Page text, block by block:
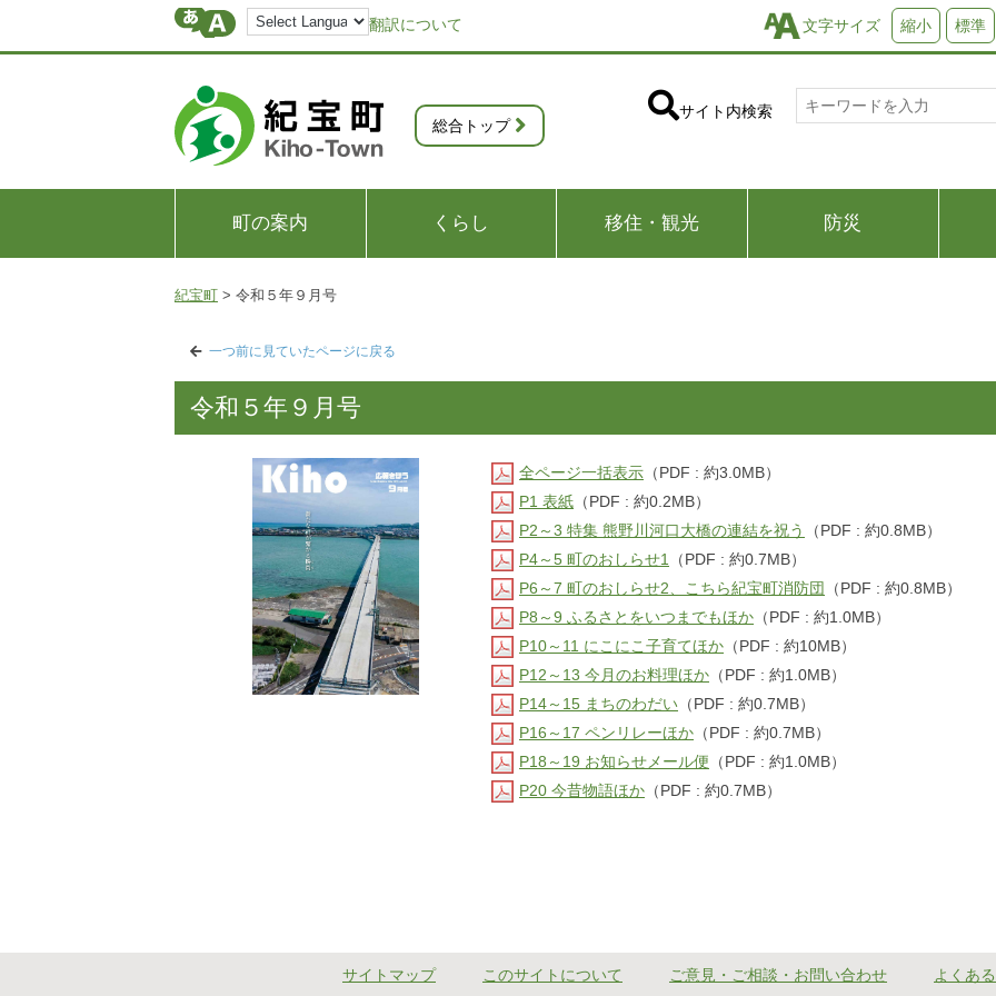
翻訳について 文字サイズ 縮小 標準
総合トップ
サイト内検索
町の案内 くらし 移住・観光 防災
紀宝町 > 令和５年９月号
一つ前に見ていたページに戻る
令和５年９月号
全ページ一括表示 （PDF : 約3.0MB）
P1 表紙 （PDF : 約0.2MB）
P2～3 特集 熊野川河口大橋の連結を祝う
（PDF : 約0.8MB）
P4～5 町のおしらせ1 （PDF : 約0.7MB）
P6～7 町のおしらせ2、こちら紀宝町消防団
（PDF : 約0.8MB）
P8～9 ふるさとをいつまでもほか （PDF : 約1.0MB）
P10～11 にこにこ子育てほか （PDF : 約10MB）
P12～13 今月のお料理ほか （PDF : 約1.0MB）
P14～15 まちのわだい （PDF : 約0.7MB）
P16～17 ペンリレーほか （PDF : 約0.7MB）
P18～19 お知らせメール便 （PDF : 約1.0MB）
P20 今昔物語ほか （PDF : 約0.7MB）
サイトマップ このサイトについて ご意見・ご相談・お問い合わせ よくあ